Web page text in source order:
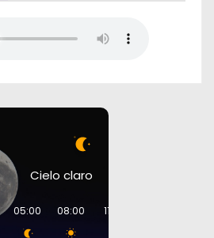
Cielo claro
05:00 08:00 11:00